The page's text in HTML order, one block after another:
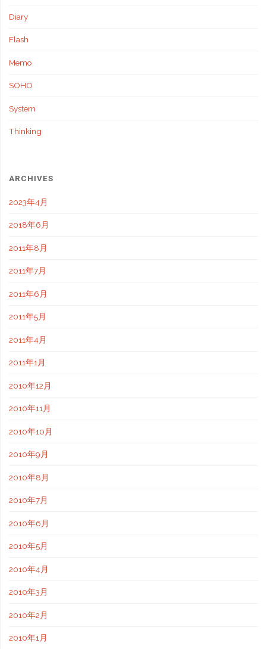
Diary
Flash
Memo
SOHO
System
Thinking
ARCHIVES
2023年4月
2018年6月
2011年8月
2011年7月
2011年6月
2011年5月
2011年4月
2011年1月
2010年12月
2010年11月
2010年10月
2010年9月
2010年8月
2010年7月
2010年6月
2010年5月
2010年4月
2010年3月
2010年2月
2010年1月